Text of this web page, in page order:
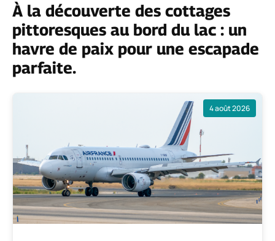
À la découverte des cottages
pittoresques au bord du lac : un
havre de paix pour une escapade
parfaite.
4 août 2026